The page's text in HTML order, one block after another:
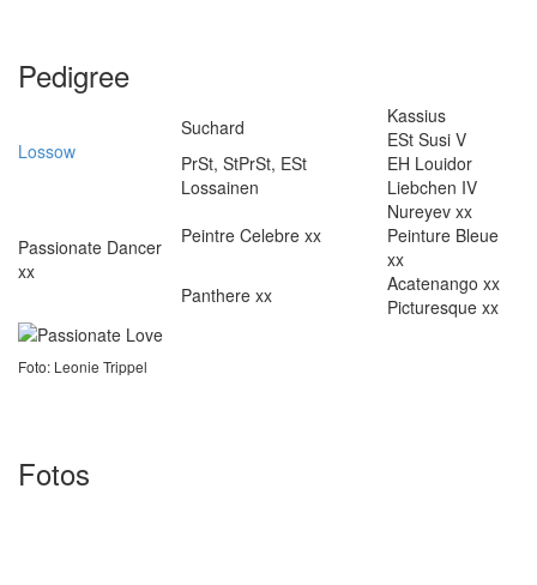
Pedigree
Lossow
Suchard
Kassius
ESt Susi V
PrSt, StPrSt, ESt
Lossainen
EH Louidor
Liebchen IV
Passionate Dancer
xx
Peintre Celebre xx
Nureyev xx
Peinture Bleue
xx
Panthere xx
Acatenango xx
Picturesque xx
Foto: Leonie Trippel
Fotos